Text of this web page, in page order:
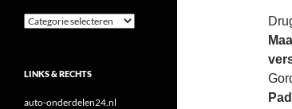
Categorieën
LINKS & RECHTS
auto-onderdelen24.nl